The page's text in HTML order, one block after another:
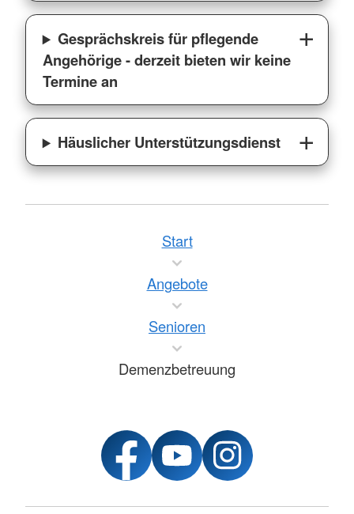
Gesprächskreis für pflegende
Angehörige - derzeit bieten wir keine
Termine an
Häuslicher Unterstützungsdienst
Start
Angebote
Senioren
Demenzbetreuung